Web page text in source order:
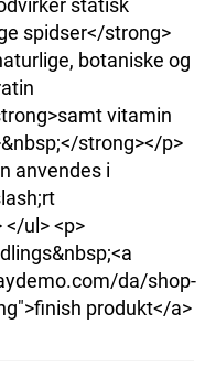
statisk
spidser</strong>
botaniske og
vitamin
strong></p>
anvendes i
ul> <p>
da/shop-
produkt</a>